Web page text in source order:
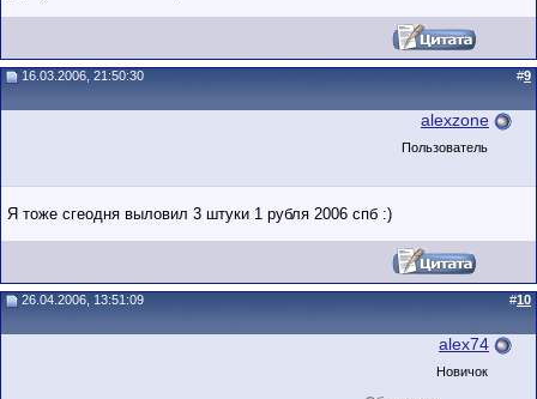
16.03.2006, 21:50:30 #9
alexzone
Пользователь
Я тоже сгеодня выловил 3 штуки 1 рубля 2006 спб :)
26.04.2006, 13:51:09 #10
alex74
Новичок